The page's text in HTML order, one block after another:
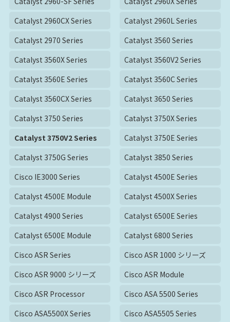
Catalyst 2960CX Series
Catalyst 2960L Series
Catalyst 2970 Series
Catalyst 3560 Series
Catalyst 3560X Series
Catalyst 3560V2 Series
Catalyst 3560E Series
Catalyst 3560C Series
Catalyst 3560CX Series
Catalyst 3650 Series
Catalyst 3750 Series
Catalyst 3750X Series
Catalyst 3750V2 Series
Catalyst 3750E Series
Catalyst 3750G Series
Catalyst 3850 Series
Cisco IE3000 Series
Catalyst 4500E Series
Catalyst 4500E Module
Catalyst 4500X Series
Catalyst 4900 Series
Catalyst 6500E Series
Catalyst 6500E Module
Catalyst 6800 Series
Cisco ASR Series
Cisco ASR 1000 シリーズ
Cisco ASR 9000 シリーズ
Cisco ASR Module
Cisco ASR Processor
Cisco ASA 5500 Series
Cisco ASA5500X Series
Cisco ASA5505 Series